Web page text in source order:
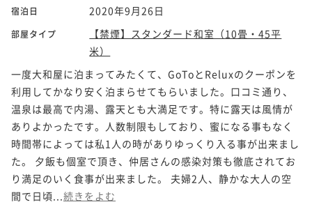
宿泊日 2020年9月26日
部屋タイプ
【禁煙】スタンダード和室（10畳・45平
米）
一度大和屋に泊まってみたくて、GoToとReluxのクーポンを
利用してかなり安く泊まらせてもらいました。口コミ通り、
温泉は最高で内湯、露天とも大満足です。特に露天は風情が
ありよかったです。人数制限もしており、蜜になる事もなく
時間帯によっては私1人の時がありゆっくり入る事が出来まし
た。 夕飯も個室で頂き、仲居さんの感染対策も徹底されてお
り満足のいく食事が出来ました。 夫婦2人、静かな大人の空
間で日頃... 続きをよむ